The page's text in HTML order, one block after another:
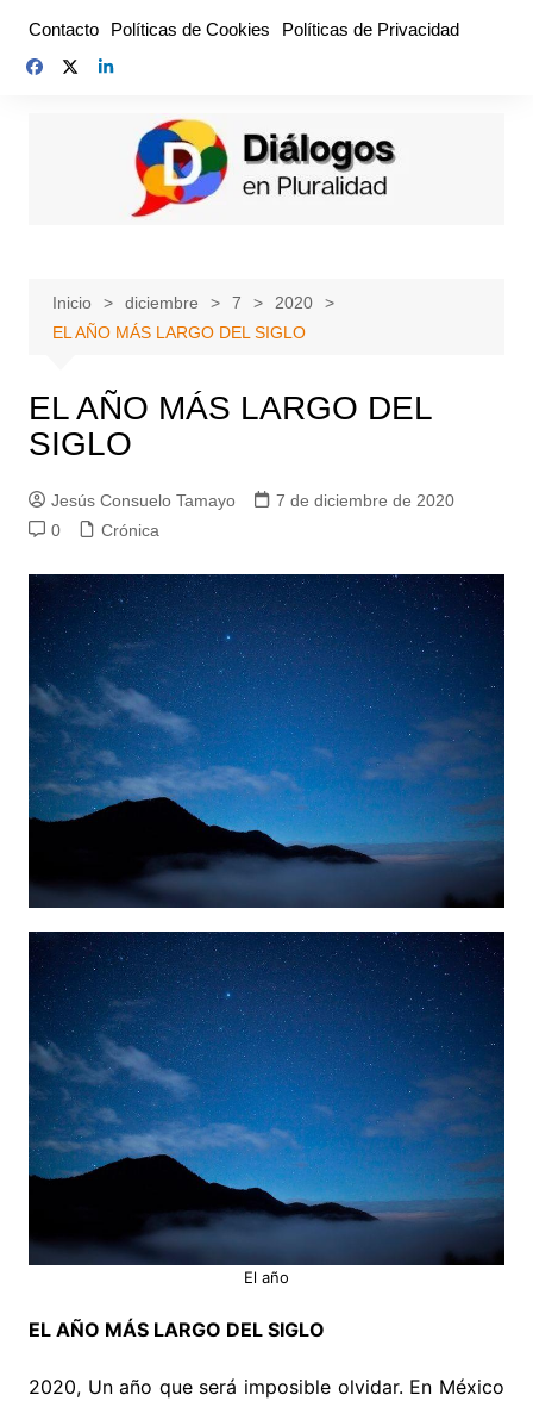
contenido
Contacto Políticas de Cookies Políticas de Privacidad
Inicio diciembre 7
2020
EL AÑO MÁS LARGO DEL SIGLO
EL AÑO MÁS LARGO DEL
SIGLO
Jesús Consuelo Tamayo
7 de diciembre de 2020
0
Crónica
El año
EL AÑO MÁS LARGO DEL SIGLO
2020, Un año que será imposible olvidar. En México